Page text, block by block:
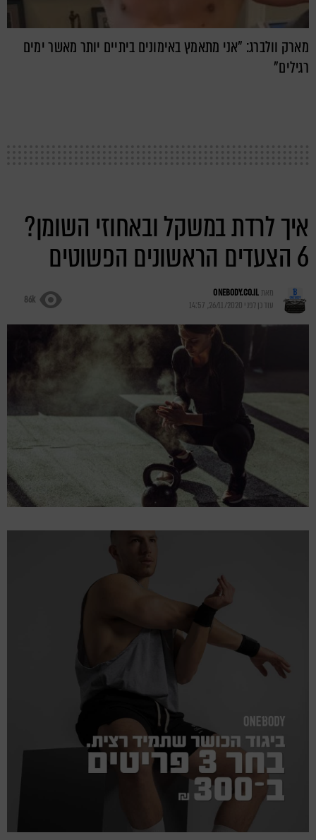
מארק וולברג: "אני מתאמץ באימונים ביתיים יותר מאשר ימים
רגילים"
איך לרדת במשקל ובאחוזי השומן?
6 הצעדים הראשונים הפשוטים
מאתONEBODY.CO.IL
עודכן לפני 26/11/2020, 14:57
86k